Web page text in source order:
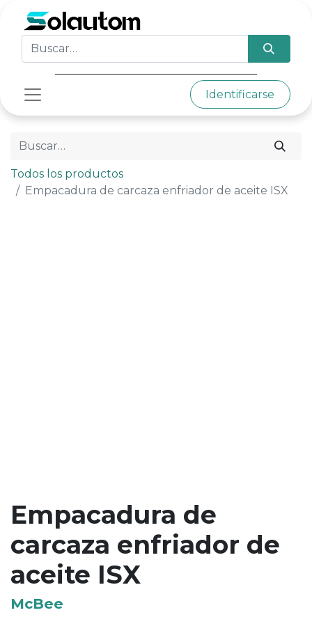
Identificarse
Todos los productos
Empacadura de carcaza enfriador de aceite ISX
Empacadura de
carcaza enfriador de
aceite ISX
McBee